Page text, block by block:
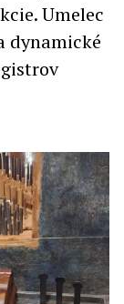
Umelec
dynamické